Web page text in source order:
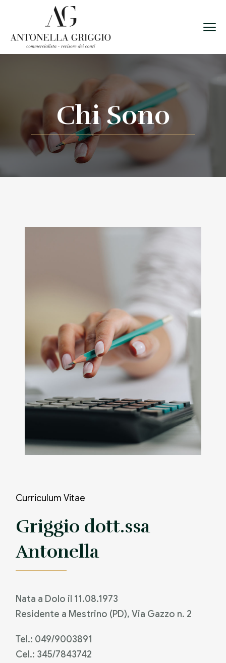
Chi Sono
Curriculum Vitae
Griggio dott.ssa
Antonella
Nata a Dolo il 11.08.1973
Residente a Mestrino (PD), Via Gazzo n. 2
Tel.: 049/9003891
Cel.: 345/7843742